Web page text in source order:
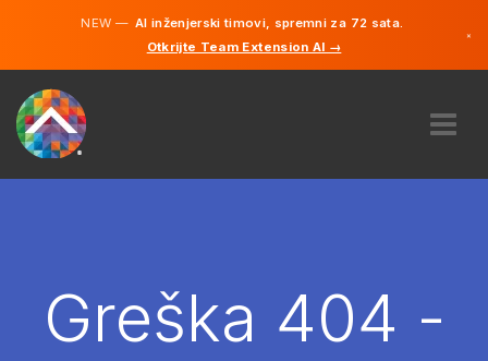
NEW —AI inženjerski timovi, spremni za 72 sata.
Otkrijte Team Extension AI →
×
NAJAMGreška 404 -